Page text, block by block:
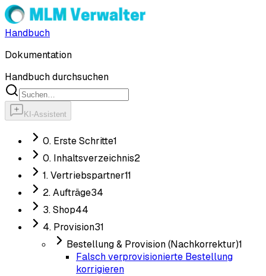
Handbuch
Dokumentation
Handbuch durchsuchen
KI-Assistent
0. Erste Schritte1
0. Inhaltsverzeichnis2
1. Vertriebspartner11
2. Aufträge34
3. Shop44
4. Provision31
Bestellung & Provision (Nachkorrektur)1
Falsch verprovisionierte Bestellung
korrigieren